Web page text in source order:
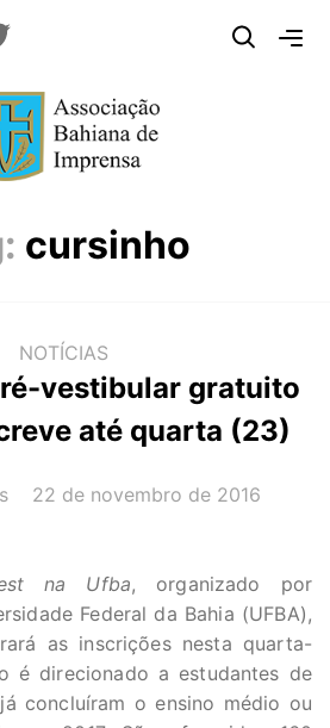
cursinho
NOTÍCIAS
vestibular gratuito
até quarta (23)
DATA:
22 de novembro de 2016
na Ufba, organizado por
Federal da Bahia (UFBA),
as inscrições nesta quarta-
é direcionado a estudantes de
concluíram o ensino médio ou